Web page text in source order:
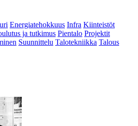
Energiatehokkuus Infra Kiinteistöt
ja tutkimus Pientalo Projektit
Suunnittelu Talotekniikka Talous